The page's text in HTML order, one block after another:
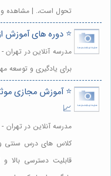
تحول است،. | مشاهده
⭐️ دوره های آموزش
مدرسه آنلاین در تهران
برای یادگیری و توسعه
⭐️ آموزش مجازی
📈
مدرسه آنلاین در تهران
کلاس های درس سنتی
قابلیت دسترسی بالا